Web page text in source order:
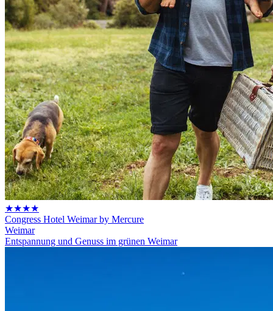
★★★★
Congress Hotel Weimar by Mercure
Weimar
Entspannung und Genuss im grünen Weimar